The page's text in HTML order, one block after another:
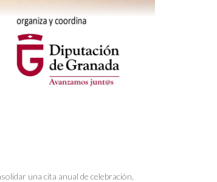
una cita anual de celebración,